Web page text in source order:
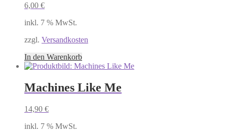
6,00 €
inkl. 7 % MwSt.
zzgl. Versandkosten
In den Warenkorb
Machines Like Me
14,90 €
inkl. 7 % MwSt.